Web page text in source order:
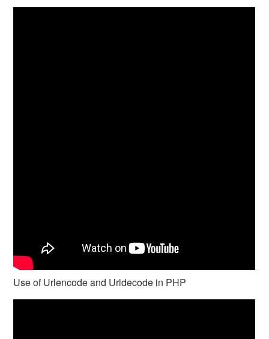
Use of Urlencode and Urldecode in PHP